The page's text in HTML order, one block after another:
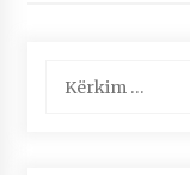
26/05/2026
për: